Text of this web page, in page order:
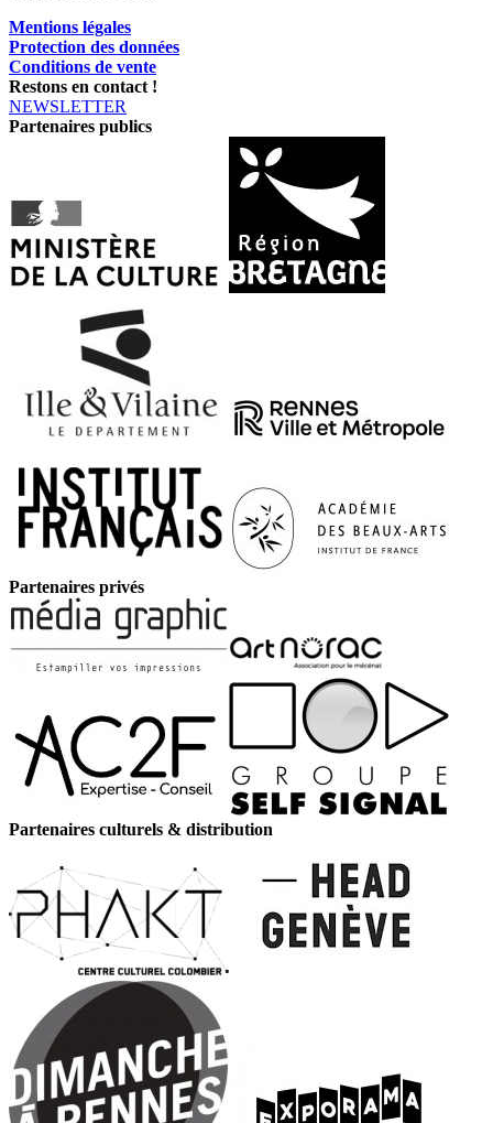
Mentions légales
Protection des données
Conditions de vente
Restons en contact !
NEWSLETTER
Partenaires publics
Partenaires privés
Partenaires culturels & distribution